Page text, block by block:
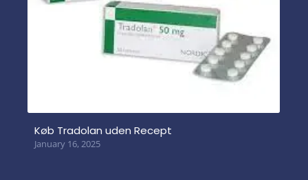
Køb Tradolan uden Recept
January 16, 2025